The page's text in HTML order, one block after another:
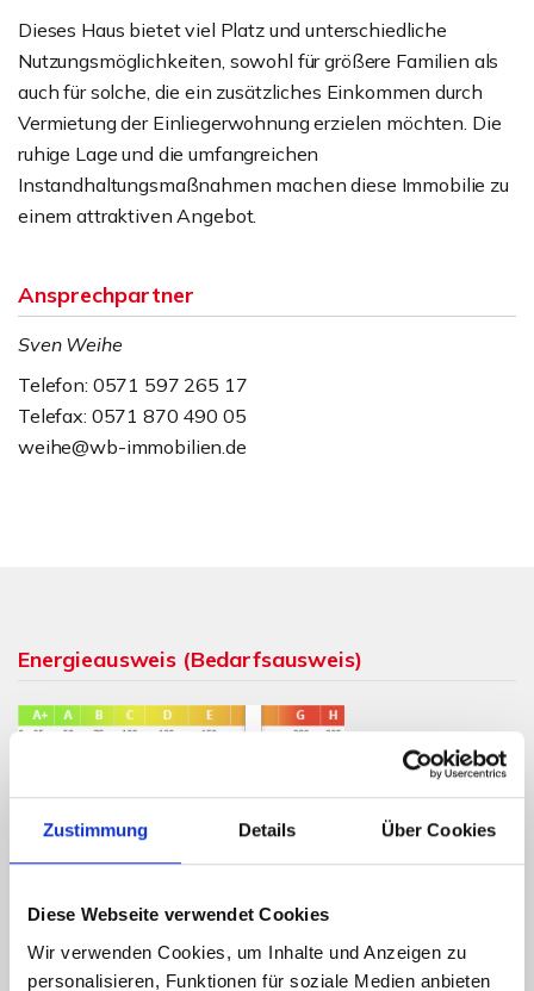
Zustimmung Details Über Cookies
Diese Webseite verwendet Cookies
Wir verwenden Cookies, um Inhalte und Anzeigen zu
personalisieren, Funktionen für soziale Medien anbieten
Dieses Haus bietet viel Platz und unterschiedliche
Nutzungsmöglichkeiten, sowohl für größere Familien als
auch für solche, die ein zusätzliches Einkommen durch
Vermietung der Einliegerwohnung erzielen möchten. Die
ruhige Lage und die umfangreichen
Instandhaltungsmaßnahmen machen diese Immobilie zu
einem attraktiven Angebot.
Ansprechpartner
Sven Weihe
Telefon: 0571 597 265 17
Telefax: 0571 870 490 05
weihe@wb-immobilien.de
Energieausweis (Bedarfsausweis)
175,40 kWh / (m²*a)
Endenergiebedarf
Weitere Informationen